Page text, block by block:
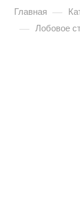
Главная —
— Лобовое